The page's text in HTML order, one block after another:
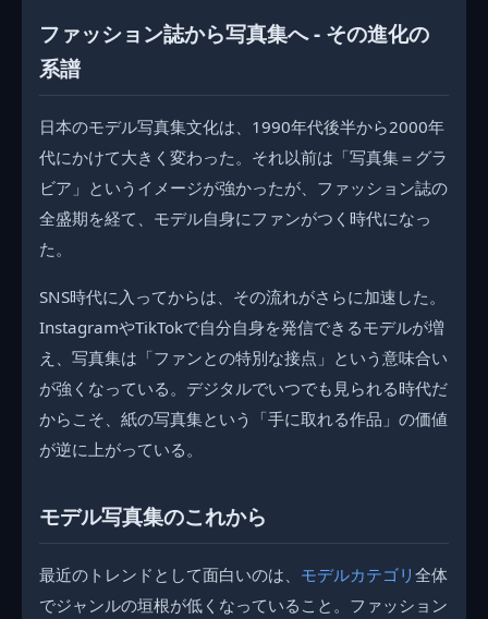
ファッション誌から写真集へ - その進化の
系譜
日本のモデル写真集文化は、1990年代後半から2000年
代にかけて大きく変わった。それ以前は「写真集＝グラ
ビア」というイメージが強かったが、ファッション誌の
全盛期を経て、モデル自身にファンがつく時代になっ
た。
SNS時代に入ってからは、その流れがさらに加速した。
InstagramやTikTokで自分自身を発信できるモデルが増
え、写真集は「ファンとの特別な接点」という意味合い
が強くなっている。デジタルでいつでも見られる時代だ
からこそ、紙の写真集という「手に取れる作品」の価値
が逆に上がっている。
モデル写真集のこれから
最近のトレンドとして面白いのは、 モデルカテゴリ 全体
でジャンルの垣根が低くなっていること。ファッション